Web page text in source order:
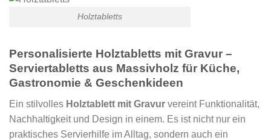
Holztabletts
Personalisierte Holztabletts mit Gravur –
Serviertabletts aus Massivholz für Küche,
Gastronomie & Geschenkideen
Ein stilvolles Holztablett mit Gravur vereint Funktionalität,
Nachhaltigkeit und Design in einem. Es ist nicht nur ein
praktisches Servierhilfe im Alltag, sondern auch ein